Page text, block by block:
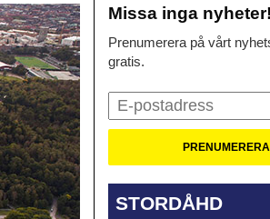
Missa inga nyheter!
Prenumerera på vårt
gratis.
STORDÅHD